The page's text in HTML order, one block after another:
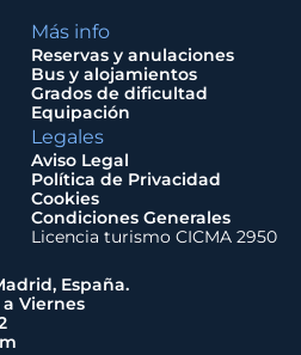
Más info
Reservas y anulaciones
Bus y alojamientos
Grados de dificultad
Equipación
Legales
Aviso Legal
Política de Privacidad
Cookies
Condiciones Generales
Licencia turismo CICMA 2950
España.
a Viernes